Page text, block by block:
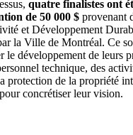
quatre finalistes ont
de 50 000 $ provenant
et Développement
la Ville de Montréal. Ce
le développement de leurs
technique, des
protection de la propriété
concrétiser leur vision.